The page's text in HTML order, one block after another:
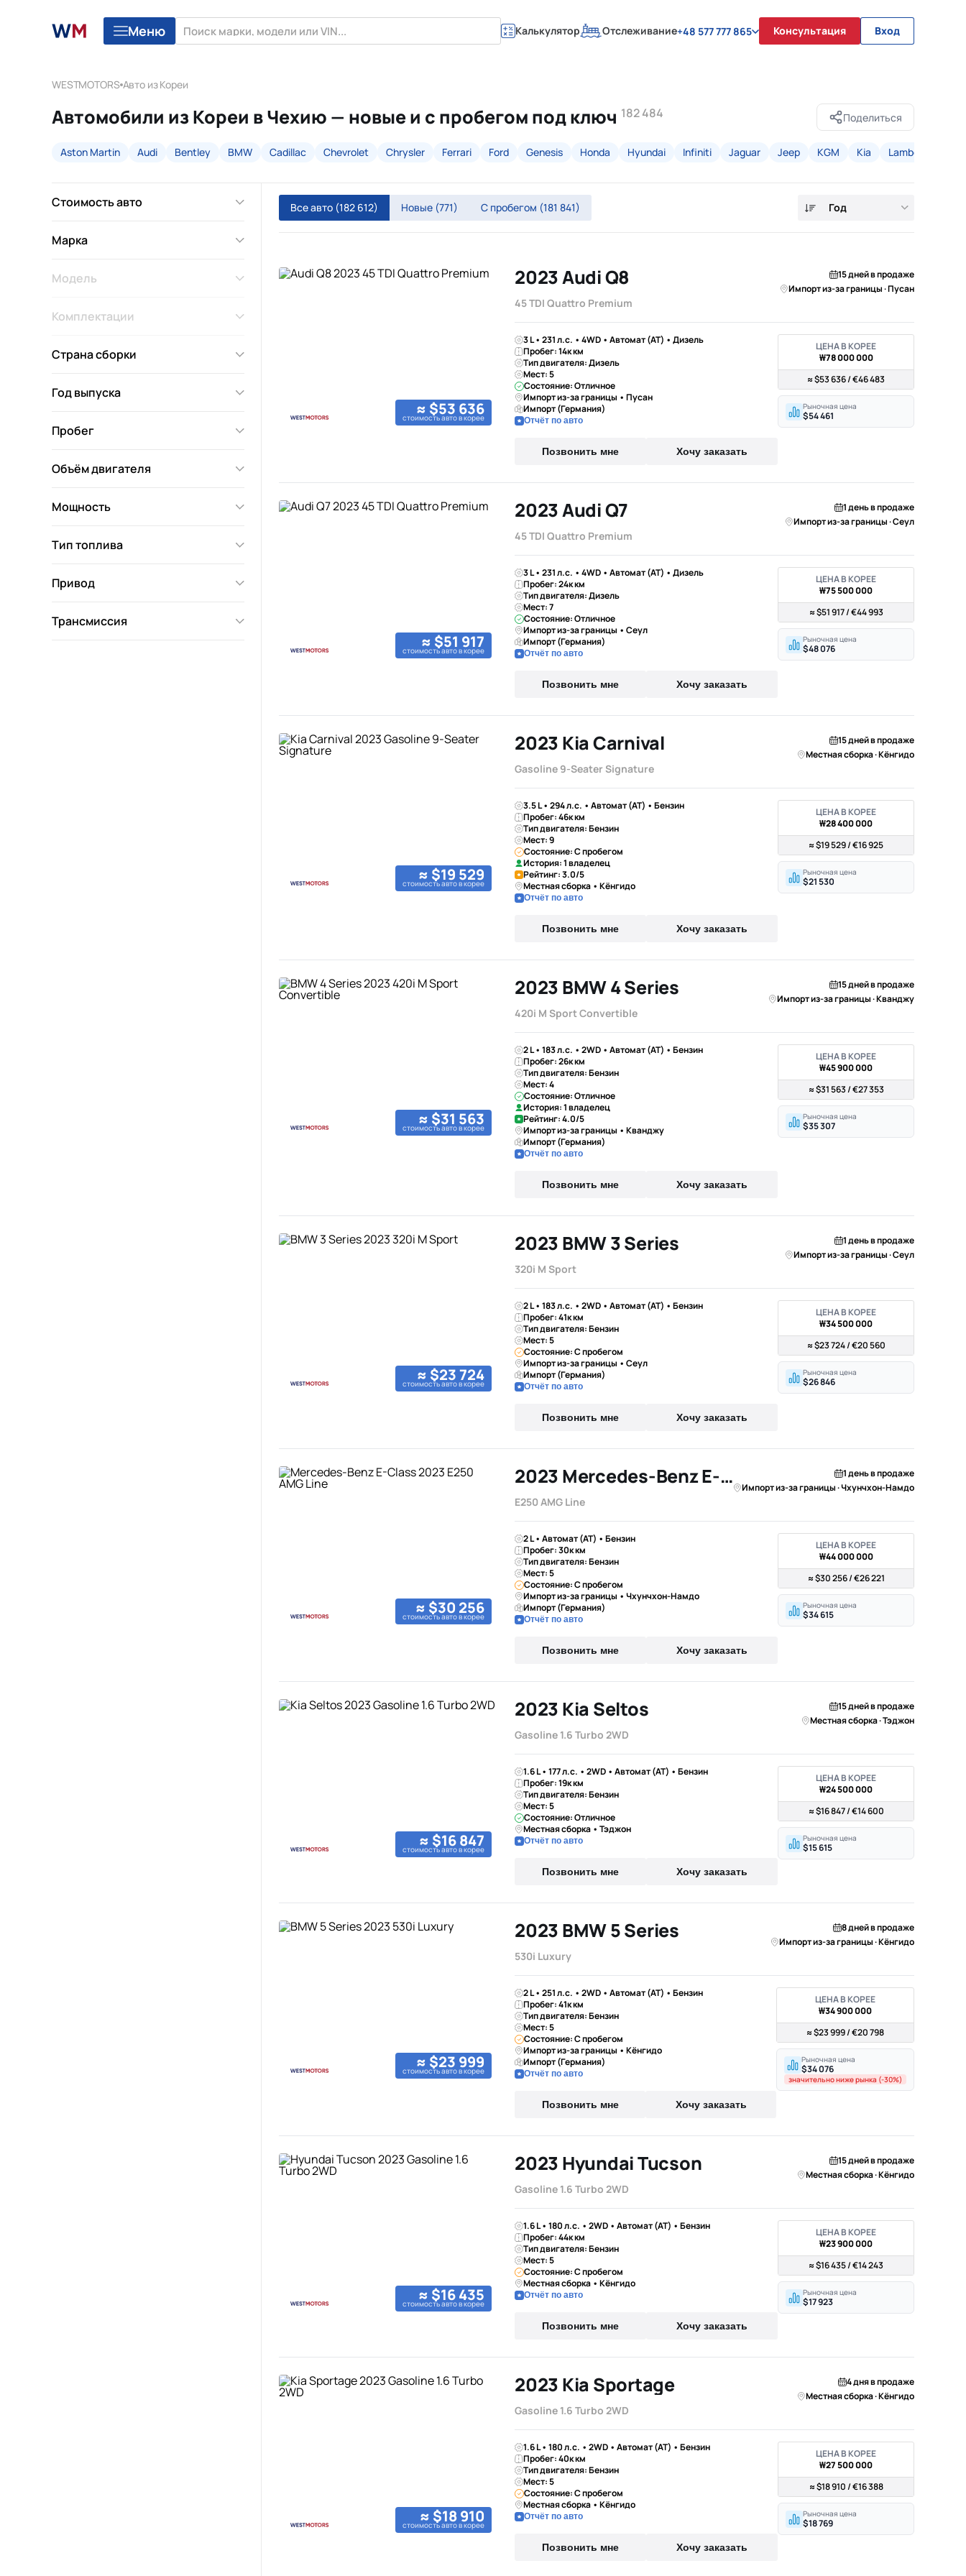
Меню Калькулятор Отслеживание+48 577 777 865 Консультация Вход
WESTMOTORS Авто из Кореи
Автомобили из Кореи в Чехию — новые и с пробегом под ключ 182 484 Поделиться
Aston Martin Audi Bentley BMW Cadillac Chevrolet Chrysler Ferrari Ford Genesis Honda Hyundai Infiniti Jaguar Jeep KGM Kia Lamborghini
Стоимость авто
Марка
Модель
Комплектации
Страна сборки
Год выпуска
Пробег
Объём двигателя
Мощность
Тип топлива
Привод
Трансмиссия
Год
Все авто (182 612) Новые (771) С пробегом (181 841)
≈ $53 636
стоимость авто в корее
2023 Audi Q8
45 TDI Quattro Premium
15 дней в продаже
Импорт из-за границы · Пусан
3 L • 231 л.с. • 4WD • Автомат (AT) • Дизель
Пробег: 14к км
Тип двигателя: Дизель
Мест: 5
Состояние: Отличное
Импорт из-за границы • Пусан
Импорт (Германия)
Отчёт по авто
Позвонить мне Хочу заказать
ЦЕНА В КОРЕЕ
₩78 000 000
≈ $53 636 / €46 483
Рыночная цена
$54 461
≈ $51 917
стоимость авто в корее
2023 Audi Q7
45 TDI Quattro Premium
1 день в продаже
Импорт из-за границы · Сеул
3 L • 231 л.с. • 4WD • Автомат (AT) • Дизель
Пробег: 24к км
Тип двигателя: Дизель
Мест: 7
Состояние: Отличное
Импорт из-за границы • Сеул
Импорт (Германия)
Отчёт по авто
Позвонить мне Хочу заказать
ЦЕНА В КОРЕЕ
₩75 500 000
≈ $51 917 / €44 993
Рыночная цена
$48 076
≈ $19 529
стоимость авто в корее
2023 Kia Carnival
Gasoline 9-Seater Signature
15 дней в продаже
Местная сборка · Кёнгидо
3.5 L • 294 л.с. • Автомат (AT) • Бензин
Пробег: 46к км
Тип двигателя: Бензин
Мест: 9
Состояние: С пробегом
История: 1 владелец
Рейтинг: 3.0/5
Местная сборка • Кёнгидо
Отчёт по авто
Позвонить мне Хочу заказать
ЦЕНА В КОРЕЕ
₩28 400 000
≈ $19 529 / €16 925
Рыночная цена
$21 530
≈ $31 563
стоимость авто в корее
2023 BMW 4 Series
420i M Sport Convertible
15 дней в продаже
Импорт из-за границы · Кванджу
2 L • 183 л.с. • 2WD • Автомат (AT) • Бензин
Пробег: 26к км
Тип двигателя: Бензин
Мест: 4
Состояние: Отличное
История: 1 владелец
Рейтинг: 4.0/5
Импорт из-за границы • Кванджу
Импорт (Германия)
Отчёт по авто
Позвонить мне Хочу заказать
ЦЕНА В КОРЕЕ
₩45 900 000
≈ $31 563 / €27 353
Рыночная цена
$35 307
≈ $23 724
стоимость авто в корее
2023 BMW 3 Series
320i M Sport
1 день в продаже
Импорт из-за границы · Сеул
2 L • 183 л.с. • 2WD • Автомат (AT) • Бензин
Пробег: 41к км
Тип двигателя: Бензин
Мест: 5
Состояние: С пробегом
Импорт из-за границы • Сеул
Импорт (Германия)
Отчёт по авто
Позвонить мне Хочу заказать
ЦЕНА В КОРЕЕ
₩34 500 000
≈ $23 724 / €20 560
Рыночная цена
$26 846
≈ $30 256
стоимость авто в корее
2023 Mercedes-Benz E-Class
E250 AMG Line
1 день в продаже
Импорт из-за границы · Чхунчхон-Намдо
2 L • Автомат (AT) • Бензин
Пробег: 30к км
Тип двигателя: Бензин
Мест: 5
Состояние: С пробегом
Импорт из-за границы • Чхунчхон-Намдо
Импорт (Германия)
Отчёт по авто
Позвонить мне Хочу заказать
ЦЕНА В КОРЕЕ
₩44 000 000
≈ $30 256 / €26 221
Рыночная цена
$34 615
≈ $16 847
стоимость авто в корее
2023 Kia Seltos
Gasoline 1.6 Turbo 2WD
15 дней в продаже
Местная сборка · Тэджон
1.6 L • 177 л.с. • 2WD • Автомат (AT) • Бензин
Пробег: 19к км
Тип двигателя: Бензин
Мест: 5
Состояние: Отличное
Местная сборка • Тэджон
Отчёт по авто
Позвонить мне Хочу заказать
ЦЕНА В КОРЕЕ
₩24 500 000
≈ $16 847 / €14 600
Рыночная цена
$15 615
≈ $23 999
стоимость авто в корее
2023 BMW 5 Series
530i Luxury
8 дней в продаже
Импорт из-за границы · Кёнгидо
2 L • 251 л.с. • 2WD • Автомат (AT) • Бензин
Пробег: 41к км
Тип двигателя: Бензин
Мест: 5
Состояние: С пробегом
Импорт из-за границы • Кёнгидо
Импорт (Германия)
Отчёт по авто
Позвонить мне Хочу заказать
ЦЕНА В КОРЕЕ
₩34 900 000
≈ $23 999 / €20 798
Рыночная цена
$34 076
значительно ниже рынка (-30%)
≈ $16 435
стоимость авто в корее
2023 Hyundai Tucson
Gasoline 1.6 Turbo 2WD
15 дней в продаже
Местная сборка · Кёнгидо
1.6 L • 180 л.с. • 2WD • Автомат (AT) • Бензин
Пробег: 44к км
Тип двигателя: Бензин
Мест: 5
Состояние: С пробегом
Местная сборка • Кёнгидо
Отчёт по авто
Позвонить мне Хочу заказать
ЦЕНА В КОРЕЕ
₩23 900 000
≈ $16 435 / €14 243
Рыночная цена
$17 923
≈ $18 910
стоимость авто в корее
2023 Kia Sportage
Gasoline 1.6 Turbo 2WD
4 дня в продаже
Местная сборка · Кёнгидо
1.6 L • 180 л.с. • 2WD • Автомат (AT) • Бензин
Пробег: 40к км
Тип двигателя: Бензин
Мест: 5
Состояние: С пробегом
Местная сборка • Кёнгидо
Отчёт по авто
Позвонить мне Хочу заказать
ЦЕНА В КОРЕЕ
₩27 500 000
≈ $18 910 / €16 388
Рыночная цена
$18 769